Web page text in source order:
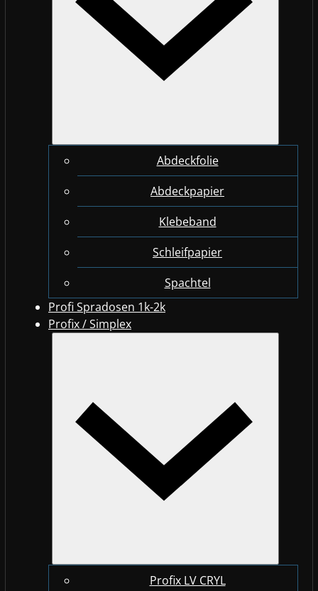
Abdeckfolie
Abdeckpapier
Klebeband
Schleifpapier
Spachtel
Profi Spradosen 1k-2k
Profix / Simplex
Profix LV CRYL